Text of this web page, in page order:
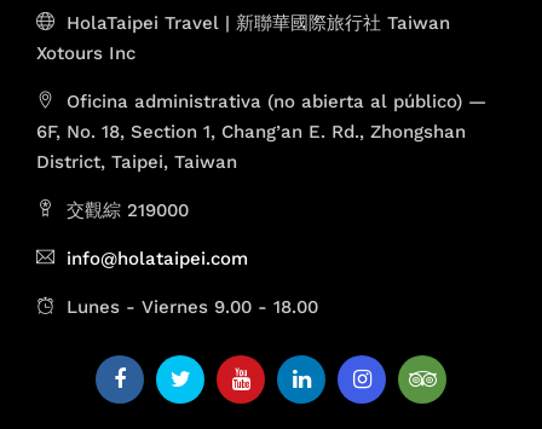
HolaTaipei Travel | 新聯華國際旅行社 Taiwan
Xotours Inc
Oficina administrativa (no abierta al público) —
6F, No. 18, Section 1, Chang’an E. Rd., Zhongshan
District, Taipei, Taiwan
交觀綜 219000
info@holataipei.com
Lunes - Viernes 9.00 - 18.00